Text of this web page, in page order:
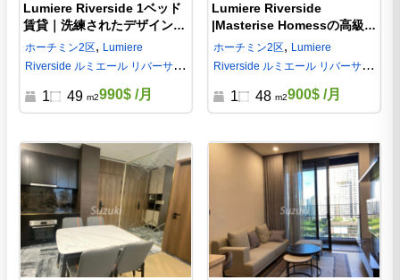
Lumiere Riverside 1ベッド
賃貸｜洗練されたデザインが
魅力の49㎡レジデンス
ホーチミン2区, Lumiere
Riverside ルミエール リバーサイ
1 49 m2990$ /月
Lumiere Riverside
|Masterise Homessの高級賃
貸マンション・コンドミニア
ム ホーチミン2区
ホーチミン2区, Lumiere
Riverside ルミエール リバーサイ
1 48 m2900$ /月